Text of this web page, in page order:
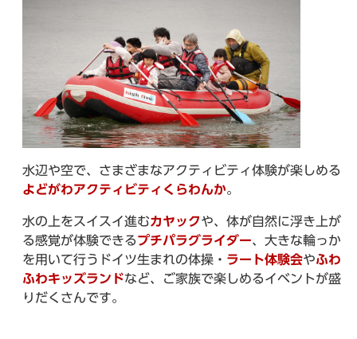
水辺や空で、さまざまなアクティビティ体験が楽しめる
よどがわアクティビティくらわんか。
水の上をスイスイ進むカヤックや、体が自然に浮き上が
る感覚が体験できるプチパラグライダー、大きな輪っか
を用いて行うドイツ生まれの体操・ ラート体験会やふわ
ふわキッズランドなど、ご家族で楽しめるイベントが盛
りだくさんです。